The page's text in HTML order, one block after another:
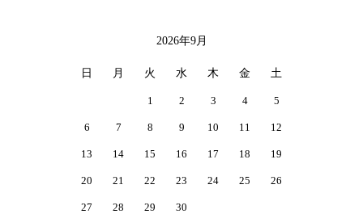
2026年9月
日 月 火 水 木 金 土
1 2 3 4 5
6 7 8 9 10 11 12
13 14 15 16 17 18 19
20 21 22 23 24 25 26
27 28 29 30